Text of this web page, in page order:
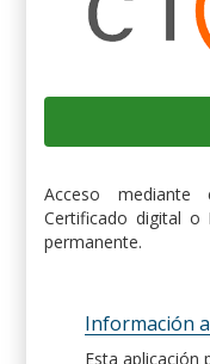
Acceso
Certificado digital o
permanente.
Información
Esta aplicación